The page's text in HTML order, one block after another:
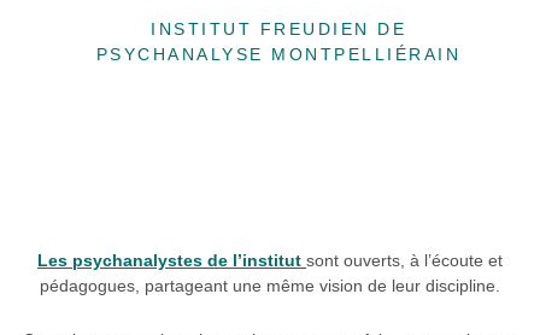
INSTITUT FREUDIEN DE
PSYCHANALYSE MONTPELLIÉRAIN
Les psychanalystes de l’institut sont ouverts, à l’écoute et
pédagogues, partageant une même vision de leur discipline.